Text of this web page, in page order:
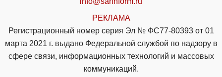
РЕКЛАМА
Регистрационный номер серия Эл № ФС77-80393 от 01
марта 2021 г. выдано Федеральной службой по надзору в
сфере связи, информационных технологий и массовых
коммуникаций.